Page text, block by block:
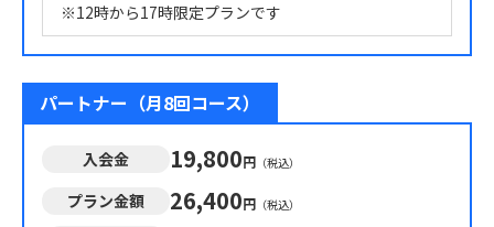
※12時から17時限定プランです
パートナー（月8回コース）
入会金 19,800円 （税込）
プラン金額 26,400円 （税込）